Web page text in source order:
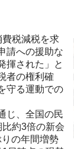
税減税を求
請への援助な
揮された」と
者の権利確
守る運動での
じ、全国の民
約3倍の新会
の年間増勢